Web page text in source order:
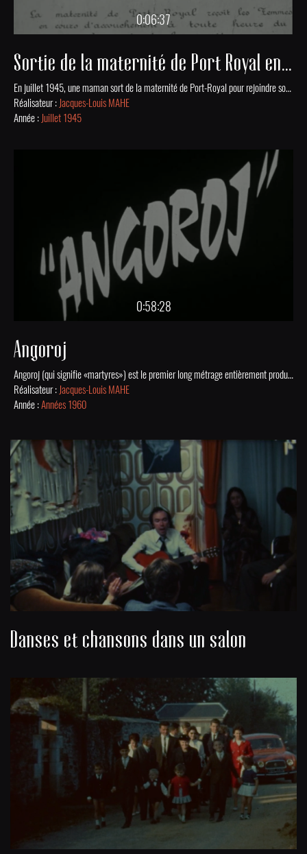
0:06:37
Sortie de la maternité de Port Royal en 1945
En juillet 1945, une maman sort de la maternité de Port-Royal pour rejoindre son domicile. Accompagnée de sa belle-soeur, puis de son mari, elle traverse avec son bébé dans les bras les rues presque désertes du Paris d'après-guerre.
Réalisateur : Jacques-Louis MAHE
Année : Juillet 1945
0:58:28
Angoroj
Angoroj (qui signifie «martyres») est le premier long métrage entièrement produit en espéranto. Il a été réalisé et produit par Jacques-Louis Mahé, un ami de Raymond Schwartz qui, sous le pseudonyme de «Lorjak», avait déjà réalisé un film publicitaire muet en espéranto avant la Seconde Guerre mondiale intitulé Antaŭen ! (En avant !). Au début des années 1960, Jacques-Louis Mahé, grand professionnel photographique et cinématographique, investit dans la production du premier film de fiction en espéranto dont il signe le scénario. Les acteurs du Théâtre international des arts mettent en scène une histoire de crimes, de voleurs et de voyous de la banlieue parisienne. Le film a été produit de 1963 à 1964, mais n'a pas reçu un accueil favorable. Jacques-Louis Mahé, qui a perdu une grosse somme d'argent, accuse l'Universala Esperanto-Asocio d'un boycott. En pleine dépression, il détruit presque toutes les copies. Il n'en reste que deux, l'une acquise par le Château de Grésillon et l'autre par l'association britannique d'espéranto ainsi que l'original, sauvé en 1991 par la LF-Koop (Kooperativo de Literatura Foiro).Source : WikipédiaInterprètes : Raymond Schwartz (le commissaire), Gaston Waringhien (la voix-off), Michel Duc-Goninaz, Yvonne Florys.Musique originale : René Texier.
Réalisateur : Jacques-Louis MAHE
Année :Années 1960
Danses et chansons dans un salon